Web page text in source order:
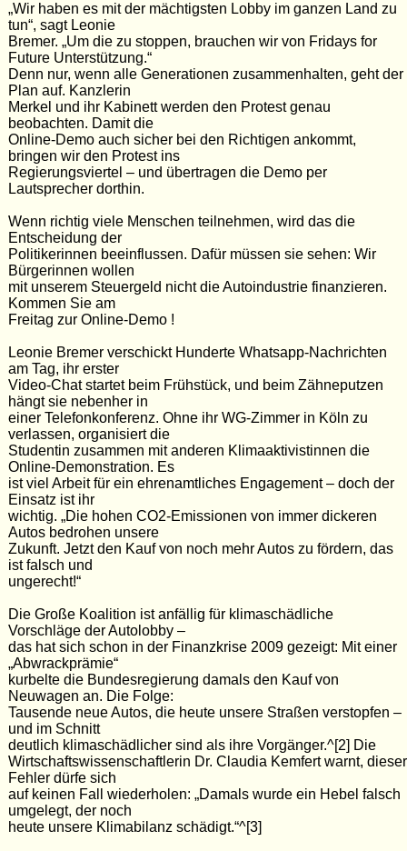
„Wir haben es mit der mächtigsten Lobby im ganzen Land zu
tun“, sagt Leonie
Bremer. „Um die zu stoppen, brauchen wir von Fridays for
Future Unterstützung.“
Denn nur, wenn alle Generationen zusammenhalten, geht der
Plan auf. Kanzlerin
Merkel und ihr Kabinett werden den Protest genau
beobachten. Damit die
Online-Demo auch sicher bei den Richtigen ankommt,
bringen wir den Protest ins
Regierungsviertel – und übertragen die Demo per
Lautsprecher dorthin.
Wenn richtig viele Menschen teilnehmen, wird das die
Entscheidung der
Politikerinnen beeinflussen. Dafür müssen sie sehen: Wir
Bürgerinnen wollen
mit unserem Steuergeld nicht die Autoindustrie finanzieren.
Kommen Sie am
Freitag zur Online-Demo !
Leonie Bremer verschickt Hunderte Whatsapp-Nachrichten
am Tag, ihr erster
Video-Chat startet beim Frühstück, und beim Zähneputzen
hängt sie nebenher in
einer Telefonkonferenz. Ohne ihr WG-Zimmer in Köln zu
verlassen, organisiert die
Studentin zusammen mit anderen Klimaaktivistinnen die
Online-Demonstration. Es
ist viel Arbeit für ein ehrenamtliches Engagement – doch der
Einsatz ist ihr
wichtig. „Die hohen CO2-Emissionen von immer dickeren
Autos bedrohen unsere
Zukunft. Jetzt den Kauf von noch mehr Autos zu fördern, das
ist falsch und
ungerecht!“
Die Große Koalition ist anfällig für klimaschädliche
Vorschläge der Autolobby –
das hat sich schon in der Finanzkrise 2009 gezeigt: Mit einer
„Abwrackprämie“
kurbelte die Bundesregierung damals den Kauf von
Neuwagen an. Die Folge:
Tausende neue Autos, die heute unsere Straßen verstopfen –
und im Schnitt
deutlich klimaschädlicher sind als ihre Vorgänger.^[2] Die
Wirtschaftswissenschaftlerin Dr. Claudia Kemfert warnt, dieser
Fehler dürfe sich
auf keinen Fall wiederholen: „Damals wurde ein Hebel falsch
umgelegt, der noch
heute unsere Klimabilanz schädigt.“^[3]